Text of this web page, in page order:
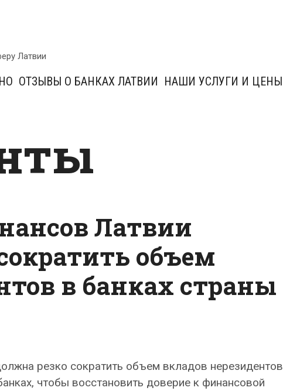
Латвии
ОТЗЫВЫ О БАНКАХ ЛАТВИИ НАШИ УСЛУГИ И ЦЕНЫ
Латвии
объем
в банках страны
резко сократить объем вкладов нерезидентов
чтобы восстановить доверие к финансовой